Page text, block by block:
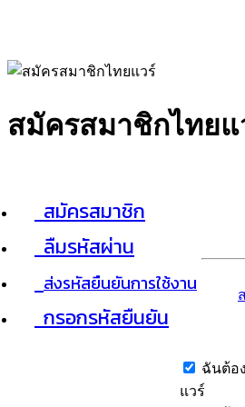
สมัครสมาชิกไทยแ
สมัครสมาชิก
ลืมรหัสผ่าน
ส่งรหัสยืนยันการใช้งาน
กรอกรหัสยืนยัน
ฉันต้อ
แวร์